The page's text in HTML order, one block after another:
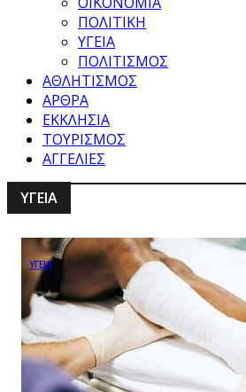
ΠΟΛΙΤΙΚΗ
ΥΓΕΙΑ
ΠΟΛΙΤΙΣΜΟΣ
ΑΘΛΗΤΙΣΜΟΣ
ΑΡΘΡΑ
ΕΚΚΛΗΣΙΑ
ΤΟΥΡΙΣΜΟΣ
ΑΓΓΕΛΙΕΣ
ΥΓΕΙΑ
ΥΓΕΙΑ